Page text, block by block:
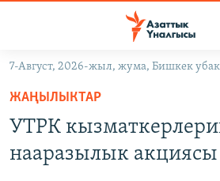
Навигацияга
өтүңүз
Издөөгө
салыңыз
УКРАИНА
7-Август, 2026-жыл, жума, Бишкек
ЖАҢЫЛЫКТАР
УТРК
нааразылык акциясы